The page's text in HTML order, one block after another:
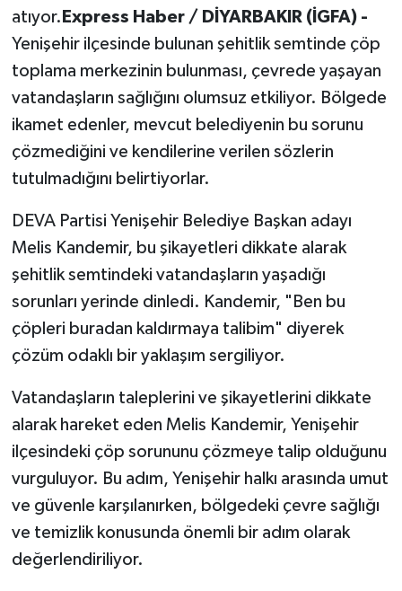
atıyor. Express Haber / DİYARBAKIR (İGFA) -
Yenişehir ilçesinde bulunan şehitlik semtinde çöp
toplama merkezinin bulunması, çevrede yaşayan
vatandaşların sağlığını olumsuz etkiliyor. Bölgede
ikamet edenler, mevcut belediyenin bu sorunu
çözmediğini ve kendilerine verilen sözlerin
tutulmadığını belirtiyorlar.
DEVA Partisi Yenişehir Belediye Başkan adayı
Melis Kandemir, bu şikayetleri dikkate alarak
şehitlik semtindeki vatandaşların yaşadığı
sorunları yerinde dinledi. Kandemir, "Ben bu
çöpleri buradan kaldırmaya talibim" diyerek
çözüm odaklı bir yaklaşım sergiliyor.
Vatandaşların taleplerini ve şikayetlerini dikkate
alarak hareket eden Melis Kandemir, Yenişehir
ilçesindeki çöp sorununu çözmeye talip olduğunu
vurguluyor. Bu adım, Yenişehir halkı arasında umut
ve güvenle karşılanırken, bölgedeki çevre sağlığı
ve temizlik konusunda önemli bir adım olarak
değerlendiriliyor.